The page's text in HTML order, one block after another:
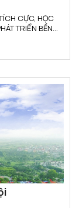
CỰC, HỌC
TRIỂN BỀN
người học
gắn kết...